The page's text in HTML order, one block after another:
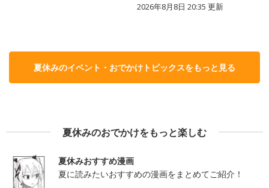
2026年8月8日 20:35 更新
夏休みのイベント・おでかけトピックスをもっと見る
夏休みのおでかけをもっと楽しむ
夏休みおすすめ漫画
夏に読みたいおすすめの漫画をまとめてご紹介！